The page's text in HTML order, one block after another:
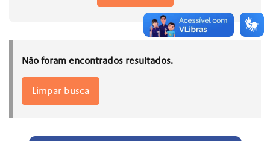
Não foram encontrados resultados.
Limpar busca